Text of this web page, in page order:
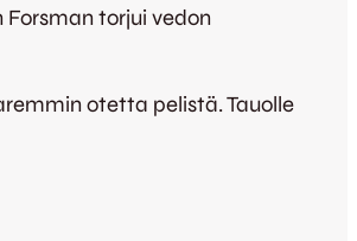
torjui vedon
otetta pelistä. Tauolle